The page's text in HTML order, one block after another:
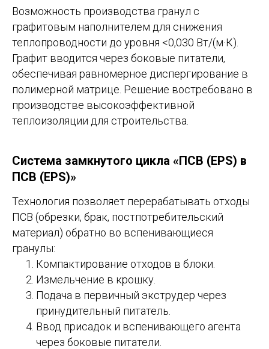
Возможность производства гранул с
графитовым наполнителем для снижения
теплопроводности до уровня <0,030 Вт/(м·К).
Графит вводится через боковые питатели,
обеспечивая равномерное диспергирование в
полимерной матрице. Решение востребовано в
производстве высокоэффективной
теплоизоляции для строительства.
Система замкнутого цикла «ПСВ (EPS) в
ПСВ (EPS)»
Технология позволяет перерабатывать отходы
ПСВ (обрезки, брак, постпотребительский
материал) обратно во вспенивающиеся
гранулы:
Компактирование отходов в блоки.
Измельчение в крошку.
Подача в первичный экструдер через
принудительный питатель.
Ввод присадок и вспенивающего агента
через боковые питатели.